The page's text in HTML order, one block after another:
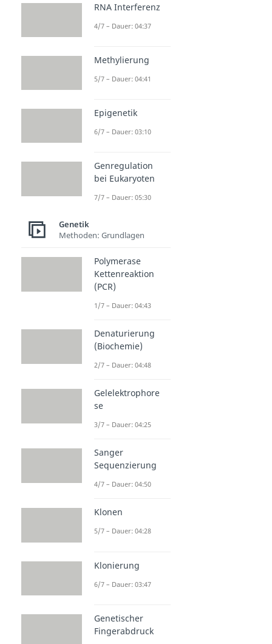
RNA Interferenz
4/7 – Dauer: 04:37
Methylierung
5/7 – Dauer: 04:41
Epigenetik
6/7 – Dauer: 03:10
Genregulation
bei Eukaryoten
7/7 – Dauer: 05:30
Genetik
Methoden: Grundlagen
Polymerase
Kettenreaktion
(PCR)
1/7 – Dauer: 04:43
Denaturierung
(Biochemie)
2/7 – Dauer: 04:48
Gelelektrophore
se
3/7 – Dauer: 04:25
Sanger
Sequenzierung
4/7 – Dauer: 04:50
Klonen
5/7 – Dauer: 04:28
Klonierung
6/7 – Dauer: 03:47
Genetischer
Fingerabdruck